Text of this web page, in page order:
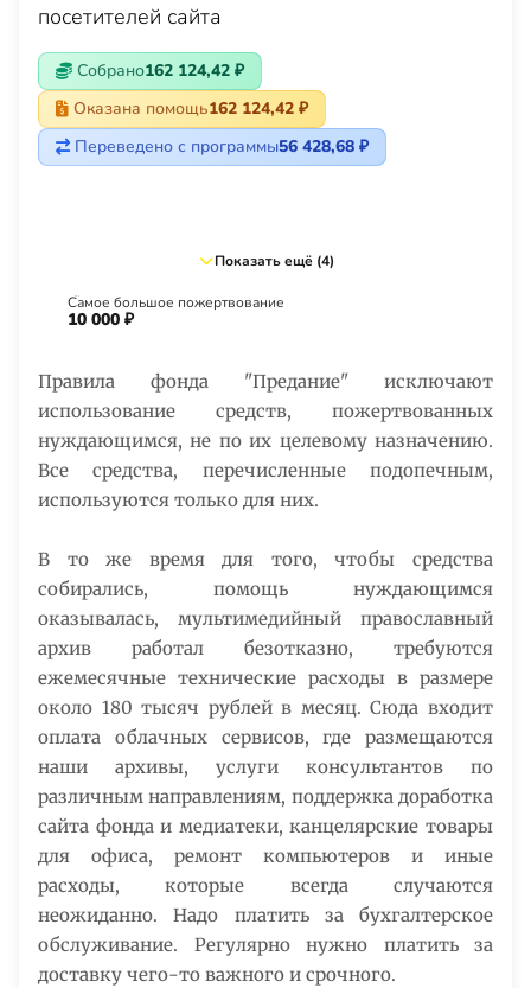
посетителей сайта
Собрано162 124,42 ₽
Оказана помощь162 124,42 ₽
Переведено с программы56 428,68 ₽
Показать ещё (4)
Самое большое пожертвование
10 000 ₽
Правила фонда "Предание" исключают
использование средств, пожертвованных
нуждающимся, не по их целевому назначению.
Все средства, перечисленные подопечным,
используются только для них.
В то же время для того, чтобы средства
собирались, помощь нуждающимся
оказывалась, мультимедийный православный
архив работал безотказно, требуются
ежемесячные технические расходы в размере
около 180 тысяч рублей в месяц. Сюда входит
оплата облачных сервисов, где размещаются
наши архивы, услуги консультантов по
различным направлениям, поддержка доработка
сайта фонда и медиатеки, канцелярские товары
для офиса, ремонт компьютеров и иные
расходы, которые всегда случаются
неожиданно. Надо платить за бухгалтерское
обслуживание. Регулярно нужно платить за
доставку чего-то важного и срочного.